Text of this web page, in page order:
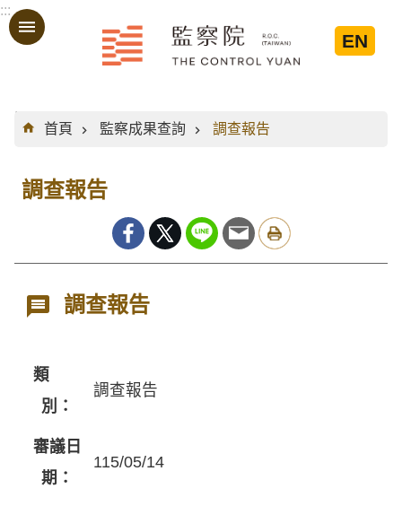
跳到主要內容區塊
:::
EN
:::
首頁
監察成果查詢 調查報告
調查報告
調查報告
類
別：
調查報告
審議日
期：
115/05/14